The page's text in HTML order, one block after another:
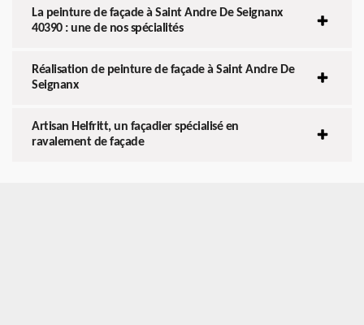
La peinture de façade à Saint Andre De Seignanx
40390 : une de nos spécialités
Réalisation de peinture de façade à Saint Andre De
Seignanx
Artisan Helfritt, un façadier spécialisé en
ravalement de façade